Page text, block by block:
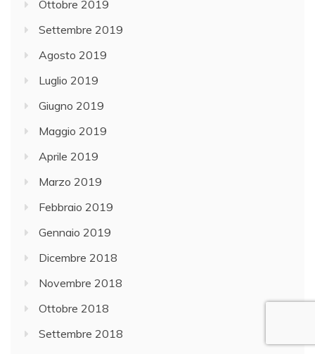
Ottobre 2019
Settembre 2019
Agosto 2019
Luglio 2019
Giugno 2019
Maggio 2019
Aprile 2019
Marzo 2019
Febbraio 2019
Gennaio 2019
Dicembre 2018
Novembre 2018
Ottobre 2018
Settembre 2018